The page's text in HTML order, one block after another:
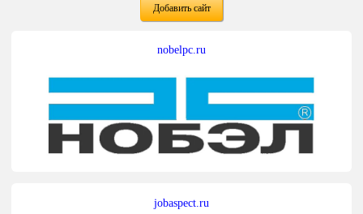
Добавить сайт
nobelpc.ru
jobaspect.ru